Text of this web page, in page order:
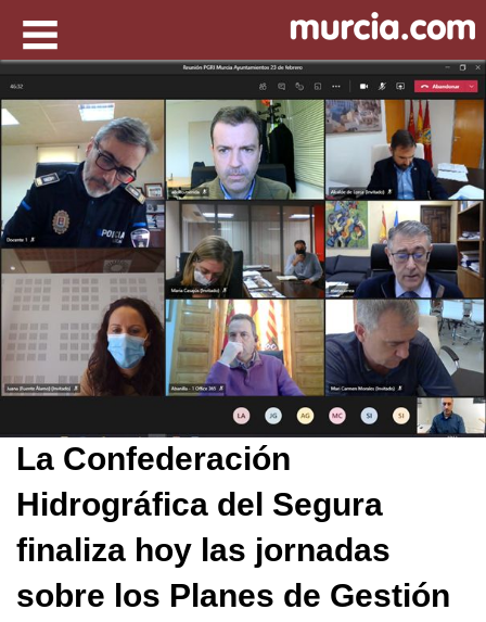
La Confederación
Hidrográfica del Segura
finaliza hoy las jornadas
sobre los Planes de Gestión